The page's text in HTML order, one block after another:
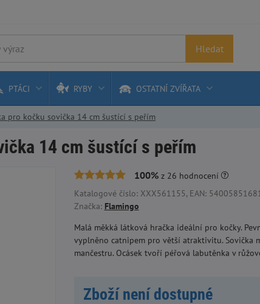
Hledat
PTÁCI RYBY OSTATNÍ ZVÍŘATA
pro kočku sovička 14 cm šustící s peřím
14 cm šustící s peřím
100%z 26 hodnocení
Katalogové číslo: XXX561155, EAN:
Značka: Flamingo
Malá měkká látková hračka ideální pro kočky.
vyplněno catnipem pro větší atraktivitu. Sovička
mančestru. Ocásek tvoří péřová labutěnka v
Zboží není dostupné